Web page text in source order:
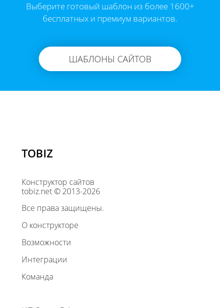
Выберите готовый шаблон из более 1600+
бесплатных и премиум вариантов.
ШАБЛОНЫ САЙТОВ
TOBIZ
Конструктор сайтов
tobiz.net © 2013-2026
Все права защищены.
О конструкторе
Возможности
Интеграции
Команда